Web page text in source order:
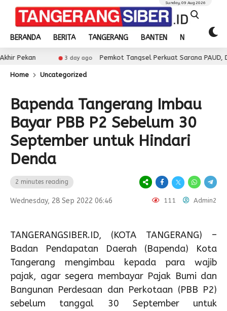
BERANDA BERITA TANGERANG BANTEN NASIONAL
Sunday, 09 Aug 2026
3 day ago Pemkot Tangsel Perkuat Sarana PAUD, Dorong
Home Uncategorized
Bapenda Tangerang Imbau
Bayar PBB P2 Sebelum 30
September untuk Hindari
Denda
2 minutes reading
Wednesday, 28 Sep 2022 06:46 111 Admin2
TANGERANGSIBER.ID, (KOTA TANGERANG) –
Badan Pendapatan Daerah (Bapenda) Kota
Tangerang mengimbau kepada para wajib
pajak, agar segera membayar Pajak Bumi dan
Bangunan Perdesaan dan Perkotaan (PBB P2)
sebelum tanggal 30 September untuk